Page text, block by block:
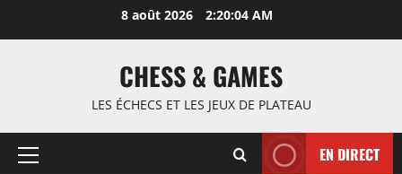
8 août 2026 2:20:05 AM
CHESS & GAMES
LES ÉCHECS ET LES JEUX DE PLATEAU
Menu
EN DIRECT